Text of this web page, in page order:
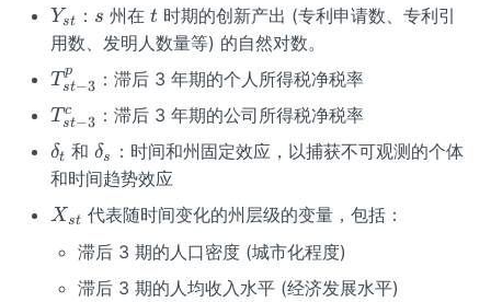
Y
_
{s
t}
Yst ： s
s 州在 t
t 时期的创新产出 (专利申请数、专利引
用数、发明人数量等) 的自然对数。
T
_
{s
t-
3}
^
p
Tst−3
p ：滞后 3 年期的个人所得税净税率
T
_
{s
t-
3}
Tst−3
c ：滞后 3 年期的公司所得税净税率
\d
elt
{t}
δt 和\d
elt
{s}
δs
：时间和州固定效应，以捕获不可观测的个体
和时间趋势效应
X
{s
t}
Xst 代表随时间变化的州层级的变量，包括：
滞后 3 期的人口密度 (城市化程度)
滞后 3 期的人均收入水平 (经济发展水平)